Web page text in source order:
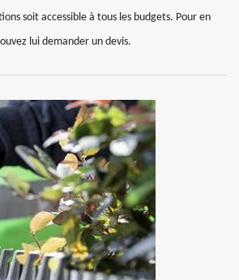
soit accessible à tous les budgets. Pour en
lui demander un devis.